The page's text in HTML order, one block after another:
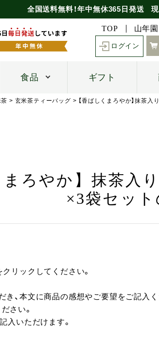
全国送料無料！年中無休365日発送
TOP 山年
ログイン
食品 ギフト
玄米茶ティーバッグ 【香ばしくまろやか】抹茶
まろやか】抹茶入
×3袋セッ
リックしてください。
、本文に商品の感想やご要望をご記入く
さい。
入いただけます。